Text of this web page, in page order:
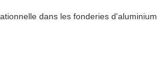
dans les fonderies d'aluminium.